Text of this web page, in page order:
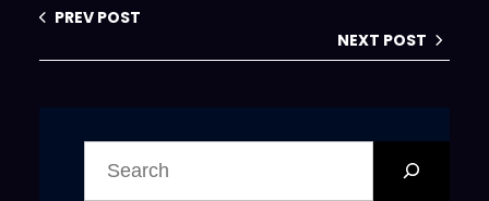
PREV POST
NEXT POST